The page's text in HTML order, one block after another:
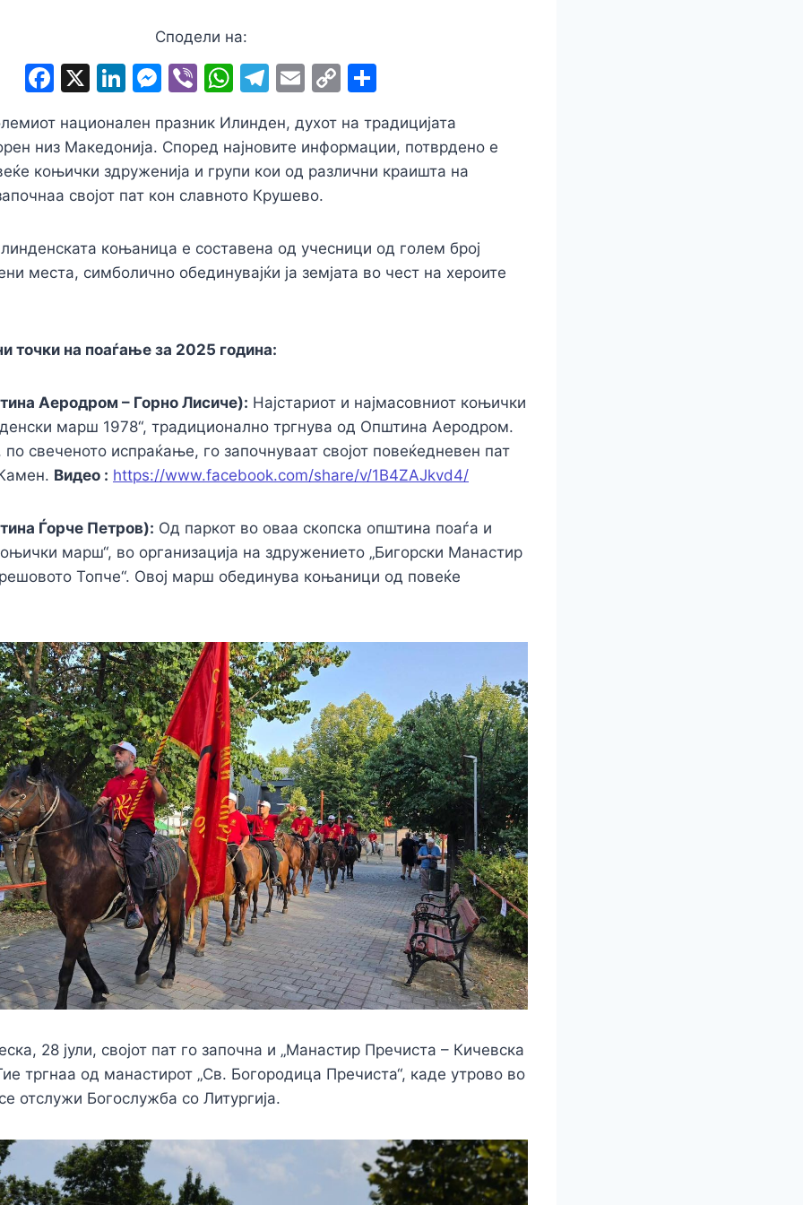
Сподели на:
F
c
e
b
o
k
X Li
k
e
dI
M
s
s
e
g
er
Vi
er
W
at
s
A
p
T
e
gr
a
E
ai
l
C
p
y
k
ar
e
национален празник Илинден, духот на традицијата
низ Македонија. Според најновите информации, потврдено е
коњички здруженија и групи кои од различни краишта на
својот пат кон славното Крушево.
коњаница е составена од учесници од голем број
места, симболично обединувајќи ја земјата во чест на хероите
точки на поаѓање за 2025 година:
Аеродром – Горно Лисиче): Најстариот и најмасовниот коњички
марш 1978“, традиционално тргнува од Општина Аеродром.
свеченото испраќање, го започнуваат својот повеќедневен пат
Видео : https://www.facebook.com/share/v/1B4ZAJkvd4/
Ѓорче Петров): Од паркот во оваа скопска општина поаѓа и
марш“, во организација на здружението „Бигорски Манастир
Топче“. Овој марш обединува коњаници од повеќе
28 јули, својот пат го започна и „Манастир Пречиста – Кичевска
тргнаа од манастирот „Св. Богородица Пречиста“, каде утрово во
отслужи Богослужба со Литургија.